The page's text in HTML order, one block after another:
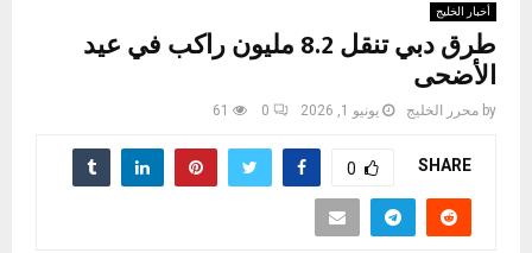
أخبار الخليج
طرق دبي تنقل 8.2 مليون راكب في عيد
الأضحى
by محرر الخليج يونيو 1, 2026 0
61
SHARE
0